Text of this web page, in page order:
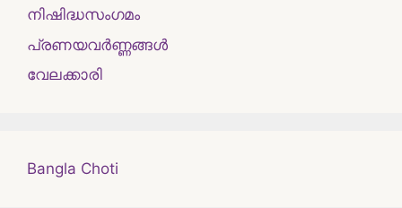
നിഷിദ്ധസംഗമം
പ്രണയവർണ്ണങ്ങൾ
വേലക്കാരി
Bangla Choti